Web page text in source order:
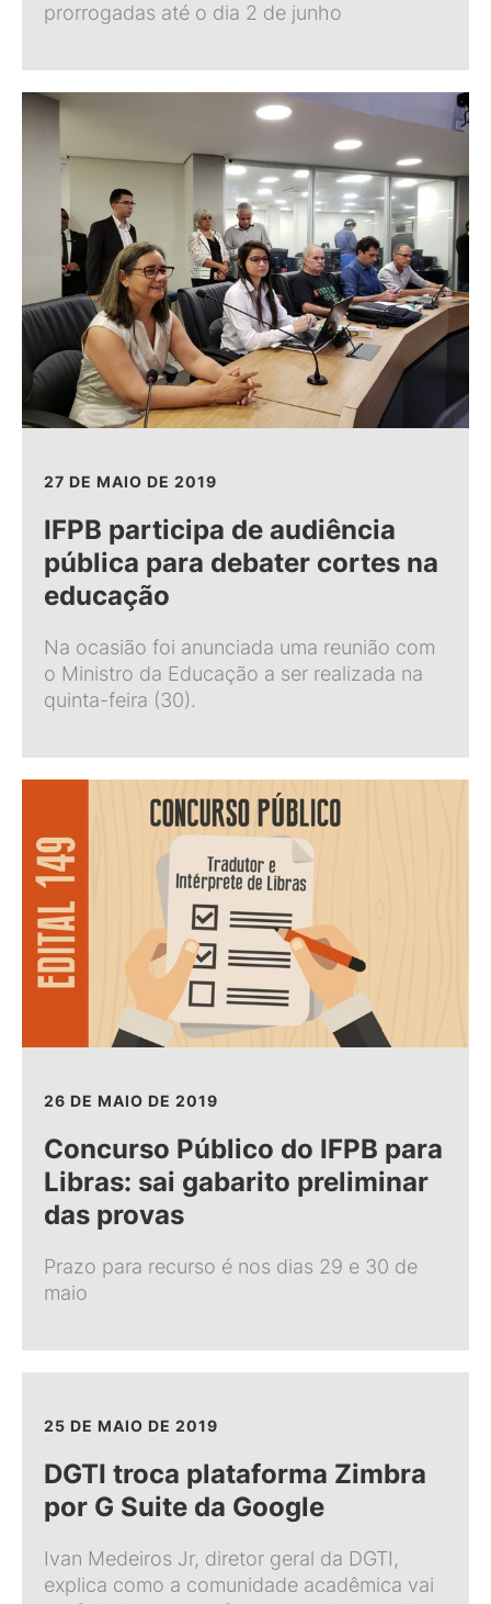
prorrogadas até o dia 2 de junho
27 DE MAIO DE 2019
IFPB participa de audiência
pública para debater cortes na
educação
Na ocasião foi anunciada uma reunião com
o Ministro da Educação a ser realizada na
quinta-feira (30).
26 DE MAIO DE 2019
Concurso Público do IFPB para
Libras: sai gabarito preliminar
das provas
Prazo para recurso é nos dias 29 e 30 de
maio
25 DE MAIO DE 2019
DGTI troca plataforma Zimbra
por G Suite da Google
Ivan Medeiros Jr, diretor geral da DGTI,
explica como a comunidade acadêmica vai